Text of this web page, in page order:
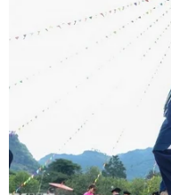
Khác với thông lệ,
chuyến đi của Chủ tịch
Yonhap hôm 27/2
Tiên đã đưa tin về
Jong-un tới Việt
Cụ thể hãng thông